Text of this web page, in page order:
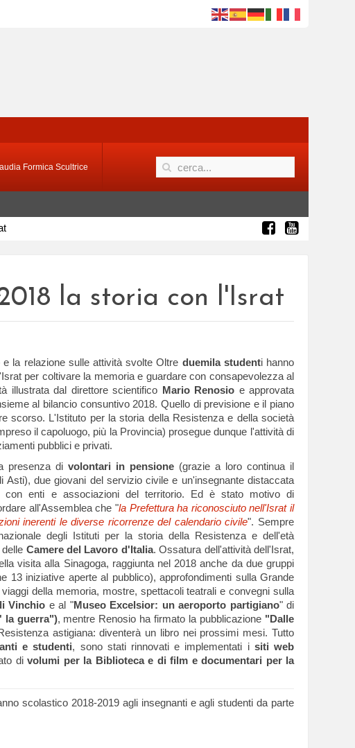
Formica Scultrice
la storia con l'Israt
la relazione sulle attività svolte Oltre duemila studenti hanno
per coltivare la memoria e guardare con consapevolezza al
illustrata dal direttore scientifico Mario Renosio e approvata
al bilancio consuntivo 2018. Quello di previsione e il piano
scorso. L'Istituto per la storia della Resistenza e della società
il capoluogo, più la Provincia) prosegue dunque l'attività di
pubblici e privati.
presenza di volontari in pensione (grazie a loro continua il
due giovani del servizio civile e un'insegnante distaccata
con enti e associazioni del territorio. Ed è stato motivo di
all'Assemblea che "la Prefettura ha riconosciuto nell'Israt il
inerenti le diverse ricorrenze del calendario civile". Sempre
degli Istituti per la storia della Resistenza e dell'età
Camere del Lavoro d'Italia. Ossatura dell'attività dell'Israt,
visita alla Sinagoga, raggiunta nel 2018 anche da due gruppi
iniziative aperte al pubblico), approfondimenti sulla Grande
della memoria, mostre, spettacoli teatrali e convegni sulla
Vinchio e al "Museo Excelsior: un aeroporto partigiano" di
la guerra"), mentre Renosio ha firmato la pubblicazione "Dalle
astigiana: diventerà un libro nei prossimi mesi. Tutto
e studenti, sono stati rinnovati e implementati i siti web
di volumi per la Biblioteca e di film e documentari per la
scolastico 2018-2019 agli insegnanti e agli studenti da parte